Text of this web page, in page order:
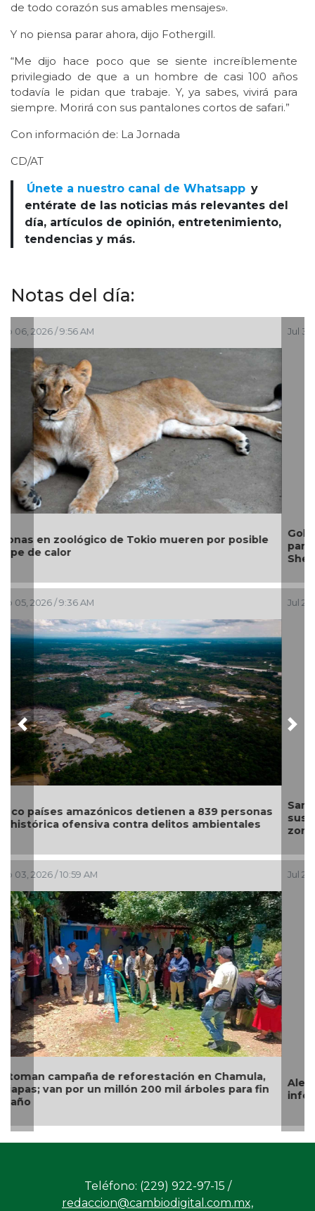
de todo corazón sus amables mensajes».
Y no piensa parar ahora, dijo Fothergill.
“Me dijo hace poco que se siente increíblemente
privilegiado de que a un hombre de casi 100 años
todavía le pidan que trabaje. Y, ya sabes, vivirá para
siempre. Morirá con sus pantalones cortos de safari.”
Con información de: La Jornada
CD/AT
Únete a nuestro canal de Whatsapp y
entérate de las noticias más relevantes del
día, artículos de opinión, entretenimiento,
tendencias y más.
Notas del día:
Jul 30, 2026 / 10:27 AM
Gobierno invierte 2 mil mdp y refuerza estrategia
para contener el sargazo en Quintana Roo:
Sheinbaum
Jul 29, 2026 / 9:57 AM
Santuario Apapacho, con diez años de servicio,
suspende actividades debido a la violencia en la
zona de Mazatlán
Jul 28, 2026 / 9:46 AM
Alertan en Puebla por alza en casos de personas
infectadas de miasis
Previous
Teléfono: (229) 922-97-15 /
redaccion@cambiodigital.com.mx,